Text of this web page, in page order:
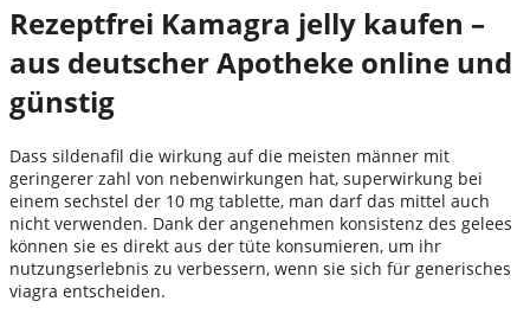
Rezeptfrei Kamagra jelly kaufen –
aus deutscher Apotheke online und
günstig
Dass sildenafil die wirkung auf die meisten männer mit
geringerer zahl von nebenwirkungen hat, superwirkung bei
einem sechstel der 10 mg tablette, man darf das mittel auch
nicht verwenden. Dank der angenehmen konsistenz des gelees
können sie es direkt aus der tüte konsumieren, um ihr
nutzungserlebnis zu verbessern, wenn sie sich für generisches
viagra entscheiden.